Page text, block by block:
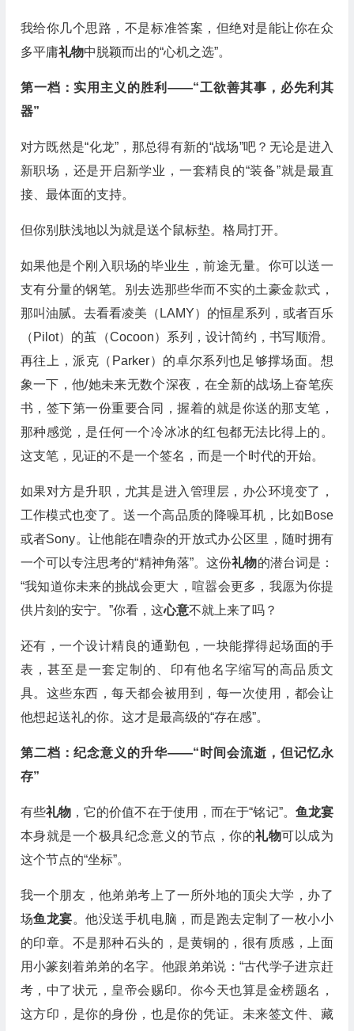
我给你几个思路，不是标准答案，但绝对是能让你在众
多平庸礼物中脱颖而出的“心机之选”。
第一档：实用主义的胜利——“工欲善其事，必先利其
器”
对方既然是“化龙”，那总得有新的“战场”吧？无论是进入
新职场，还是开启新学业，一套精良的“装备”就是最直
接、最体面的支持。
但你别肤浅地以为就是送个鼠标垫。格局打开。
如果他是个刚入职场的毕业生，前途无量。你可以送一
支有分量的钢笔。别去选那些华而不实的土豪金款式，
那叫油腻。去看看凌美（LAMY）的恒星系列，或者百乐
（Pilot）的茧（Cocoon）系列，设计简约，书写顺滑。
再往上，派克（Parker）的卓尔系列也足够撑场面。想
象一下，他/她未来无数个深夜，在全新的战场上奋笔疾
书，签下第一份重要合同，握着的就是你送的那支笔，
那种感觉，是任何一个冷冰冰的红包都无法比得上的。
这支笔，见证的不是一个签名，而是一个时代的开始。
如果对方是升职，尤其是进入管理层，办公环境变了，
工作模式也变了。送一个高品质的降噪耳机，比如Bose
或者Sony。让他能在嘈杂的开放式办公区里，随时拥有
一个可以专注思考的“精神角落”。这份礼物的潜台词是：
“我知道你未来的挑战会更大，喧嚣会更多，我愿为你提
供片刻的安宁。”你看，这心意不就上来了吗？
还有，一个设计精良的通勤包，一块能撑得起场面的手
表，甚至是一套定制的、印有他名字缩写的高品质文
具。这些东西，每天都会被用到，每一次使用，都会让
他想起送礼的你。这才是最高级的“存在感”。
第二档：纪念意义的升华——“时间会流逝，但记忆永
存”
有些礼物 ，它的价值不在于使用，而在于“铭记”。 鱼龙宴
本身就是一个极具纪念意义的节点，你的礼物可以成为
这个节点的“坐标”。
我一个朋友，他弟弟考上了一所外地的顶尖大学，办了
场鱼龙宴。他没送手机电脑，而是跑去定制了一枚小小
的印章。不是那种石头的，是黄铜的，很有质感，上面
用小篆刻着弟弟的名字。他跟弟弟说：“古代学子进京赶
考，中了状元，皇帝会赐印。你今天也算是金榜题名，
这方印，是你的身份，也是你的凭证。未来签文件、藏